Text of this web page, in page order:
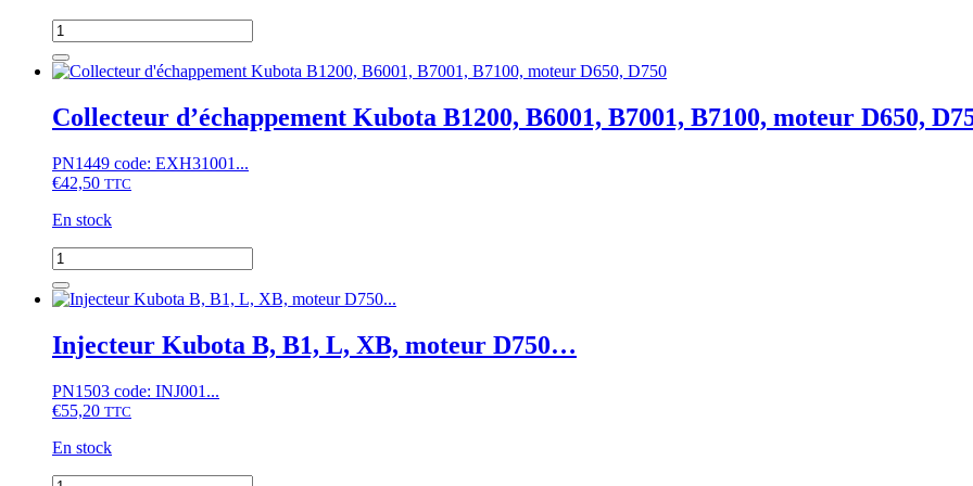
(9
cannelures)
quantité
de
Bielle
B,
B1,
Moteur
Z500,
D750,
D950,
V1200
Collecteur d’échappement Kubota B1200, B6001, B7001, B7100, moteur D650,
PN1449 code: EXH31001...
€42,50 TTC
En stock
quantité
de
Collecteur
d'échappement
Kubota
B1200,
B7001,
B7100,
D650,
Injecteur Kubota B, B1, L, XB, moteur D750…
PN1503 code: INJ001...
€55,20 TTC
En stock